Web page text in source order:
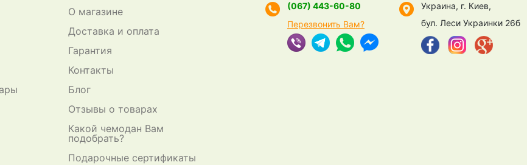
О магазине
Доставка и оплата
Гарантия
Контакты
Блог
Отзывы о товарах
Какой чемодан Вам
подобрать?
Подарочные сертификаты
(067) 443-60-80
Перезвонить Вам?
Украина, г. Киев,
бул. Леси Украинки 26б